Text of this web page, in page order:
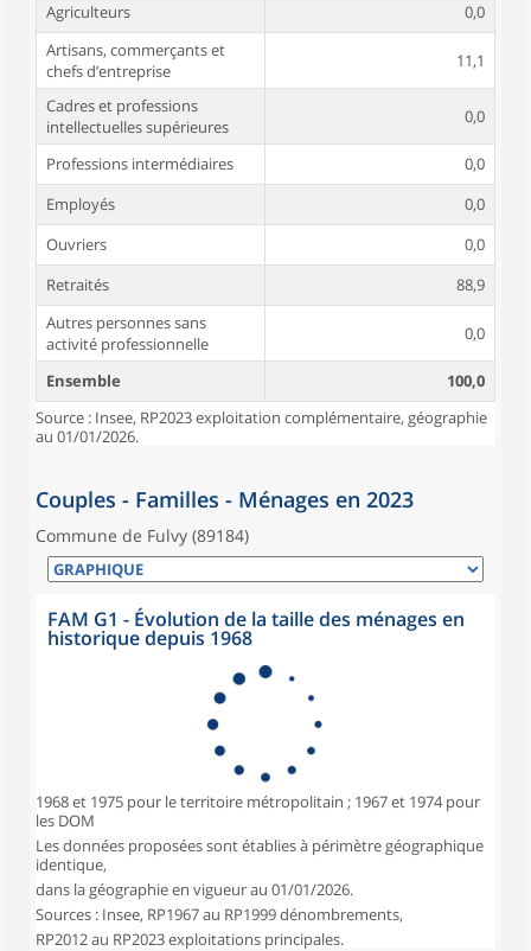
Agriculteurs
0,0
Artisans, commerçants et
chefs d’entreprise
11,1
Cadres et professions
intellectuelles supérieures
0,0
Professions intermédiaires
0,0
Employés
0,0
Ouvriers
0,0
Retraités
88,9
Autres personnes sans
activité professionnelle
0,0
Ensemble
100,0
Source : Insee, RP2023 exploitation complémentaire, géographie
au 01/01/2026.
Couples - Familles - Ménages en 2023
Commune de Fulvy (89184)
FAM G1 - Évolution de la taille des ménages en
historique depuis 1968
1968 et 1975 pour le territoire métropolitain ; 1967 et 1974 pour
les DOM
Les données proposées sont établies à périmètre géographique
identique,
dans la géographie en vigueur au 01/01/2026.
Sources : Insee, RP1967 au RP1999 dénombrements,
RP2012 au RP2023 exploitations principales.